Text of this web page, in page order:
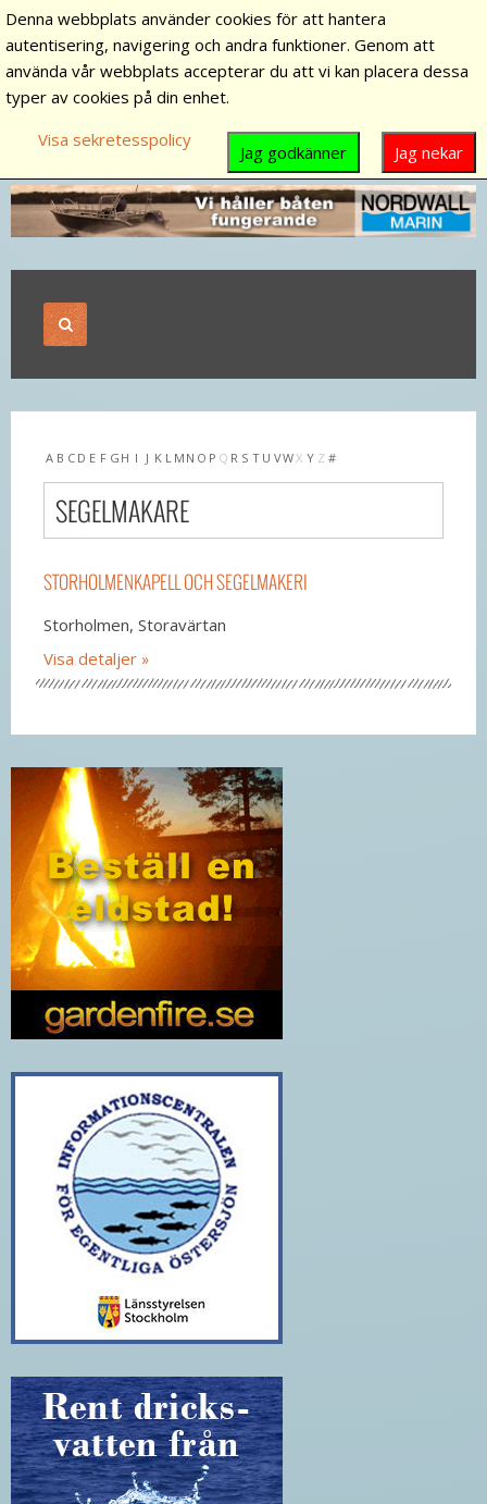
A B C D E F G H I J K L M N O P Q R S T U VWX Y Z #
SEGELMAKARE
STORHOLMENKAPELL OCH SEGELMAKERI
Storholmen, Storavärtan
Visa detaljer
Denna webbplats använder cookies för att hantera
autentisering, navigering och andra funktioner. Genom att
använda vår webbplats accepterar du att vi kan placera dessa
typer av cookies på din enhet.
Visa sekretesspolicy
Jag nekar
Jag godkänner